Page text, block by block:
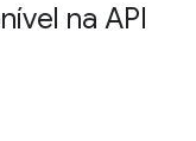
na API